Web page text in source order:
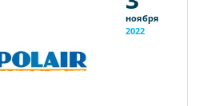
ноября
2022